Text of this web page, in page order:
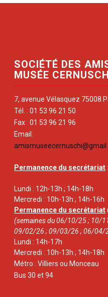
SOCIÉTÉ DES
MUSÉE
7, avenue Vélasquez 75008
Tél. : 01 53 96 21 50
Fax : 01 53 96 21 96
Email:
Permanence du secrétariat :
Lundi : 12h-13h ; 14h-18h
Mercredi : 10h-13h ; 14h-16h
Permanence du secrétariat
(semaines du 06/10/25 ; 10/
09/02/26 ; 09/03/26 ; 06/04/
Lundi : 14h-17h
Mercredi : 10h-13h ; 14h-18h
Métro : Villiers ou Monceau
Bus 30 et 94